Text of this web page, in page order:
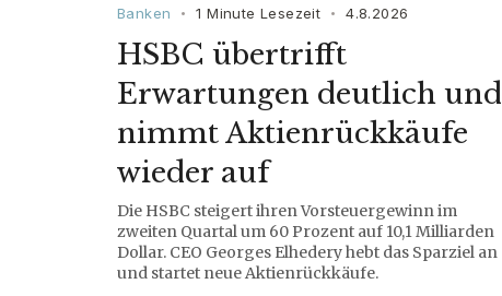
Banken • 1 Minute Lesezeit • 4.8.2026
HSBC übertrifft
Erwartungen deutlich und
nimmt Aktienrückkäufe
wieder auf
Die HSBC steigert ihren Vorsteuergewinn im
zweiten Quartal um 60 Prozent auf 10,1 Milliarden
Dollar. CEO Georges Elhedery hebt das Sparziel an
und startet neue Aktienrückkäufe.